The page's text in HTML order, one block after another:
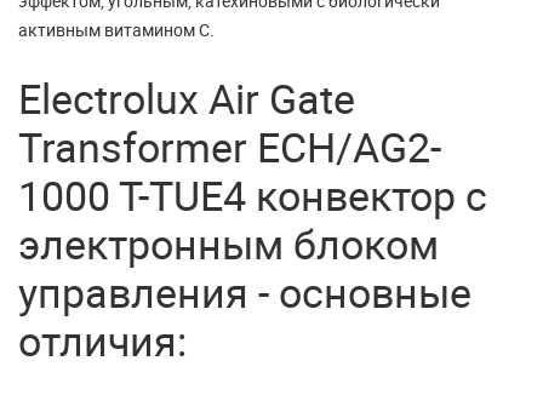
активным витамином С.
Electrolux Air Gate
Transformer ECH/AG2-
1000 T-TUE4 конвектор с
электронным блоком
управления - основные
отличия: